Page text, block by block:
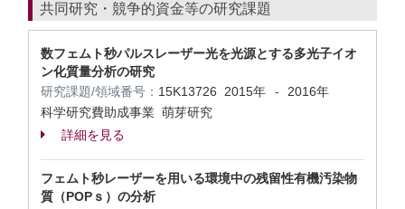
共同研究・競争的資金等の研究課題
数フェムト秒パルスレーザー光を光源とする多光子イオ
ン化質量分析の研究
研究課題/領域番号： 15K13726 2015年 -
2016年
科学研究費助成事業 萌芽研究
詳細を見る
フェムト秒レーザーを用いる環境中の残留性有機汚染物
質（POPｓ）の分析